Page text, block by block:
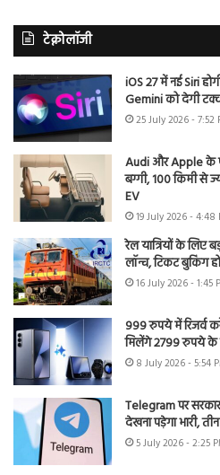
टेक्नोलॉजी
iOS 27 में नई Siri
Gemini को देगी
25 July 2026 - 7:52
Audi और Apple के
बग्गी, 100 किमी से
EV
19 July 2026 - 4:48
रेल यात्रियों के लिए
लॉन्च, टिकट बुकिंग
16 July 2026 - 1:45
999 रुपये में रिजर्व
मिलेंगे 2799 रुपये
8 July 2026 - 5:54
Telegram पर
देखना पड़ेगा भारी,
5 July 2026 - 2:25